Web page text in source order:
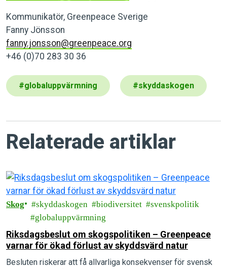
Kommunikatör, Greenpeace Sverige
Fanny Jönsson
fanny.jonsson@greenpeace.org
+46 (0)70 283 30 36
#globaluppvärmning #skyddaskogen
Relaterade artiklar
Skog skyddaskogen biodiversitet
svenskpolitik
globaluppvärmning
Riksdagsbeslut om skogspolitiken – Greenpeace
varnar för ökad förlust av skyddsvärd natur
Besluten riskerar att få allvarliga konsekvenser för svensk